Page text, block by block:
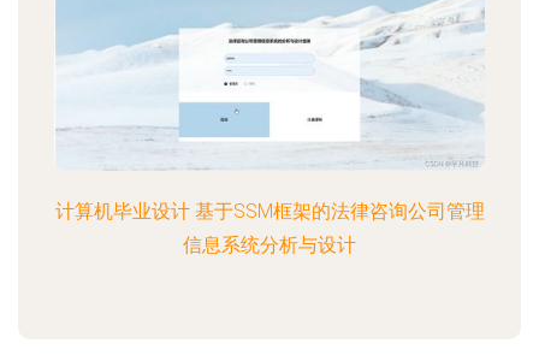
计算机毕业设计 基于SSM框架的法律咨询公司管理
信息系统分析与设计